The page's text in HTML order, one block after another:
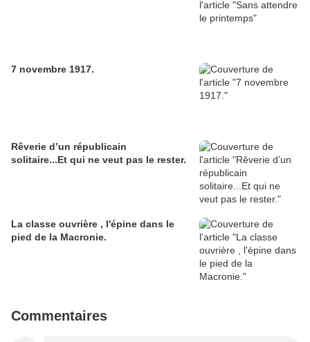
7 novembre 1917.
Rêverie d’un républicain
solitaire...Et qui ne veut pas le rester.
La classe ouvrière , l'épine dans le
pied de la Macronie.
Commentaires